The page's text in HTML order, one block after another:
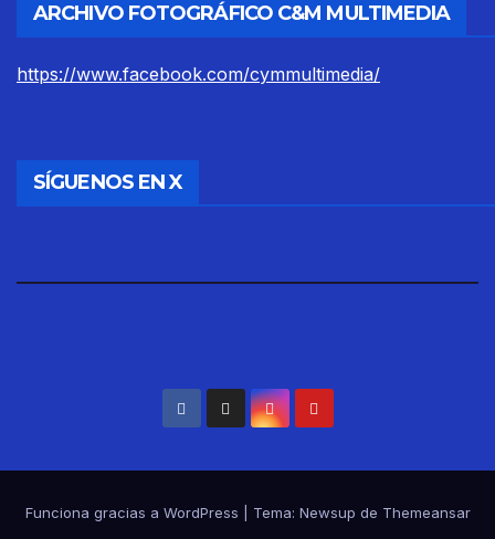
ARCHIVO FOTOGRÁFICO C&M MULTIMEDIA
https://www.facebook.com/cymmultimedia/
SÍGUENOS EN X
Funciona gracias a WordPress Tema: Newsup de Themeansar